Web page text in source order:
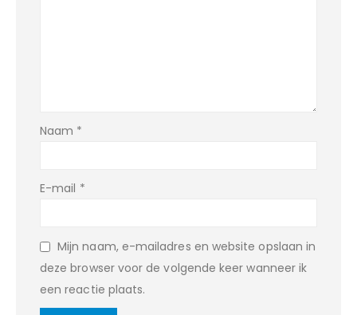
Naam *
E-mail *
Mijn naam, e-mailadres en website opslaan in
deze browser voor de volgende keer wanneer ik
een reactie plaats.